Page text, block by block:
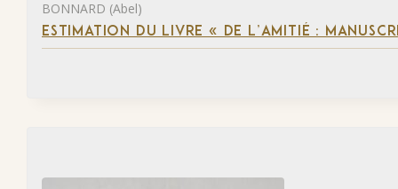
BONNARD (Abel)
ESTIMATION DU LIVRE « DE L’AMITIÉ :